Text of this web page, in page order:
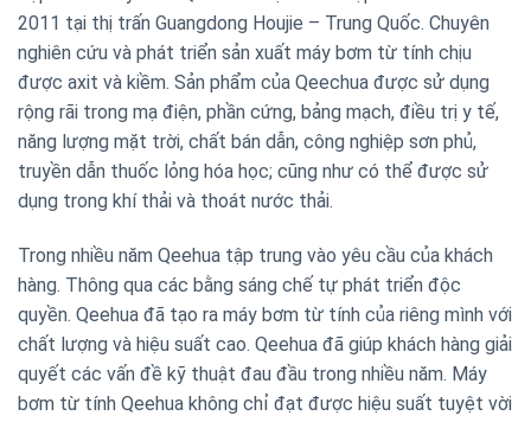
2011 tại thị trấn Guangdong Houjie – Trung Quốc. Chuyên
nghiên cứu và phát triển sản xuất máy bơm từ tính chịu
được axit và kiềm. Sản phẩm của Qeechua được sử dụng
rộng rãi trong mạ điện, phần cứng, bảng mạch, điều trị y tế,
năng lượng mặt trời, chất bán dẫn, công nghiệp sơn phủ,
truyền dẫn thuốc lỏng hóa học; cũng như có thể được sử
dụng trong khí thải và thoát nước thải.
Trong nhiều năm Qeehua tập trung vào yêu cầu của khách
hàng. Thông qua các bằng sáng chế tự phát triển độc
quyền. Qeehua đã tạo ra máy bơm từ tính của riêng mình với
chất lượng và hiệu suất cao. Qeehua đã giúp khách hàng giải
quyết các vấn đề kỹ thuật đau đầu trong nhiều năm. Máy
bơm từ tính Qeehua không chỉ đạt được hiệu suất tuyệt vời